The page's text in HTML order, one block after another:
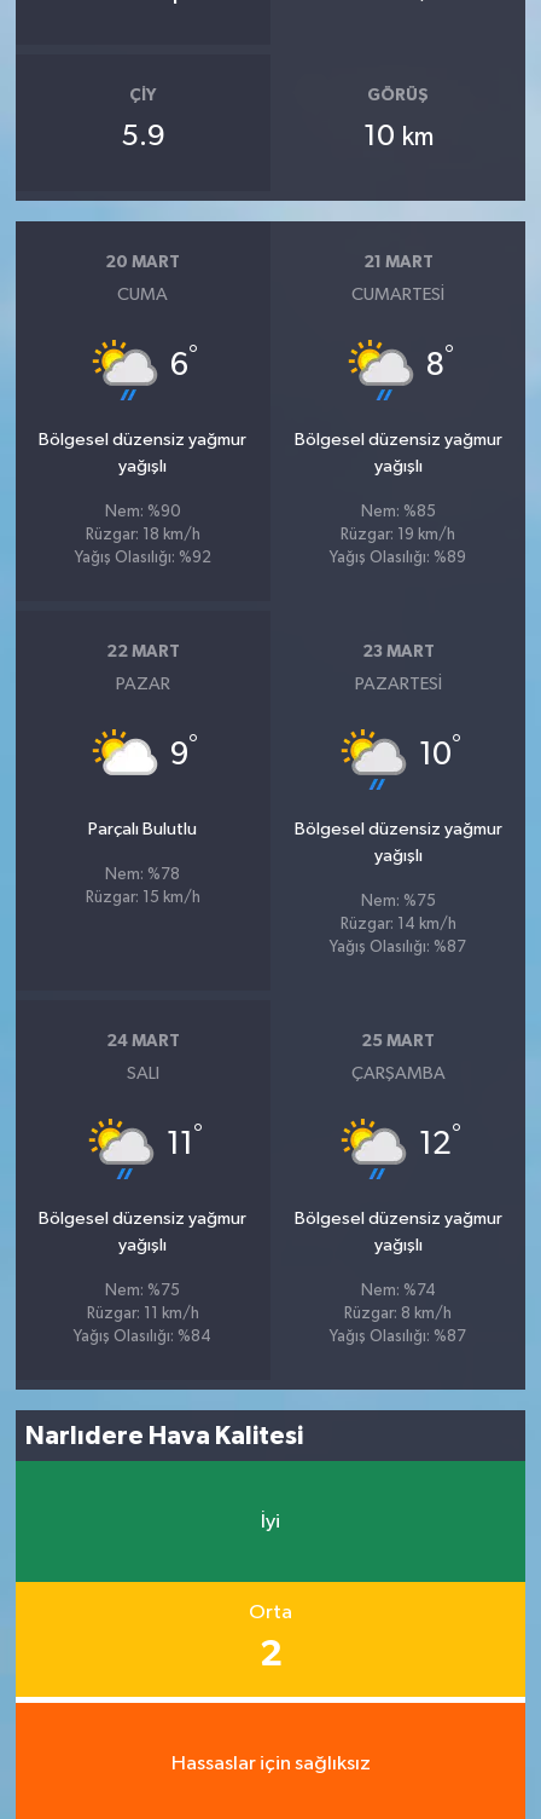
ÇIY
5.9
GÖRÜŞ
10 km
20 MART
CUMA
6°
Bölgesel düzensiz yağmur
yağışlı
Nem: %90
Rüzgar: 18 km/h
Yağış Olasılığı: %92
21 MART
CUMARTESI
8°
Bölgesel düzensiz yağmur
yağışlı
Nem: %85
Rüzgar: 19 km/h
Yağış Olasılığı: %89
22 MART
PAZAR
9°
Parçalı Bulutlu
Nem: %78
Rüzgar: 15 km/h
23 MART
PAZARTESI
10°
Bölgesel düzensiz yağmur
yağışlı
Nem: %75
Rüzgar: 14 km/h
Yağış Olasılığı: %87
24 MART
SALI
11 °
Bölgesel düzensiz yağmur
yağışlı
Nem: %75
Rüzgar: 11 km/h
Yağış Olasılığı: %84
25 MART
ÇARŞAMBA
12°
Bölgesel düzensiz yağmur
yağışlı
Nem: %74
Rüzgar: 8 km/h
Yağış Olasılığı: %87
Narlıdere Hava Kalitesi
İyi
Orta
2
Hassaslar için sağlıksız